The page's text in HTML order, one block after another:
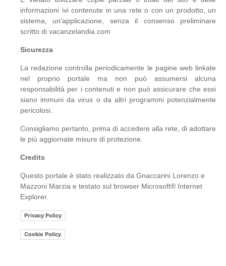
informazioni ivi contenute in una rete o con un prodotto, un
sistema, un'applicazione, senza il consenso preliminare
scritto di vacanzelandia.com
Sicurezza
La redazione controlla periodicamente le pagine web linkate
nel proprio portale ma non può assumersi alcuna
responsabilità per i contenuti e non può assicurare che essi
siano immuni da virus o da altri programmi potenzialmente
pericolosi.
Consigliamo pertanto, prima di accedere alla rete, di adottare
le più aggiornate misure di protezione.
Credits
Questo portale è stato realizzato da Gnaccarini Lorenzo e
Mazzoni Marzia e testato sul browser Microsoft® Internet
Explorer.
Privacy Policy
Cookie Policy